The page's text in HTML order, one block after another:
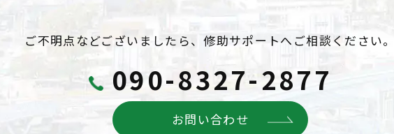
ご不明点などございましたら、修助サポートへご相談ください。
090-8327-2877
お問い合わせ